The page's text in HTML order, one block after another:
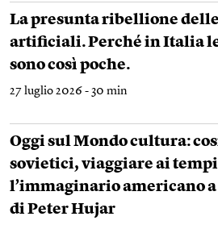
La presunta ribellione
artificiali. Perché in Italia
sono così poche.
27 luglio 2026 - 30 min
Oggi sul Mondo cultura:
sovietici, viaggiare ai
l’immaginario americano
di Peter Hujar